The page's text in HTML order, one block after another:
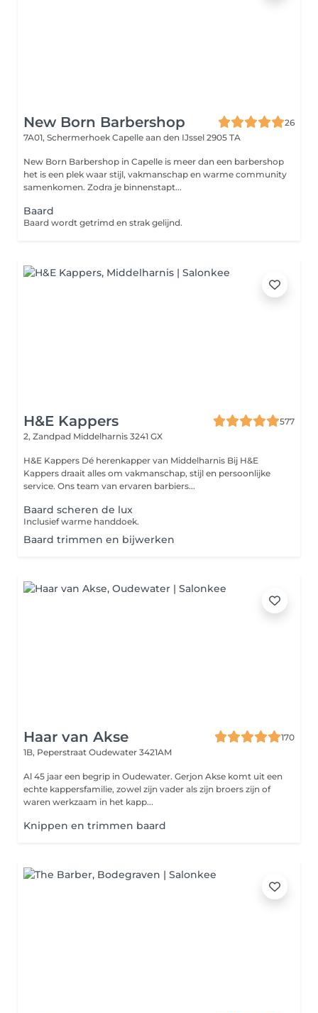
New Born Barbershop
26
7A01, Schermerhoek Capelle aan den IJssel 2905 TA
New Born Barbershop in Capelle is meer dan een barbershop
het is een plek waar stijl, vakmanschap en warme community
samenkomen. Zodra je binnenstapt...
Baard
Baard wordt getrimd en strak gelijnd.
H&E Kappers
577
2, Zandpad Middelharnis 3241 GX
H&E Kappers Dé herenkapper van Middelharnis Bij H&E
Kappers draait alles om vakmanschap, stijl en persoonlijke
service. Ons team van ervaren barbiers...
Baard scheren de lux
Inclusief warme handdoek.
Baard trimmen en bijwerken
Haar van Akse
170
1B, Peperstraat Oudewater 3421AM
Al 45 jaar een begrip in Oudewater. Gerjon Akse komt uit een
echte kappersfamilie, zowel zijn vader als zijn broers zijn of
waren werkzaam in het kapp...
Knippen en trimmen baard